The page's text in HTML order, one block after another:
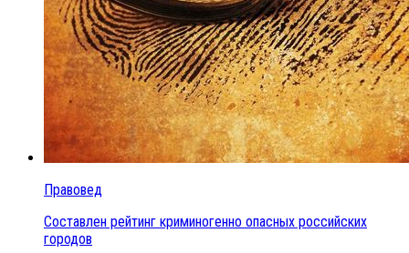
Правовед
Составлен рейтинг криминогенно опасных российских
городов